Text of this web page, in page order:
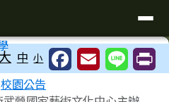
中 小
校園公告